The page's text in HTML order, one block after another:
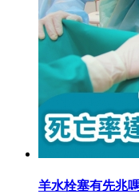
羊水栓塞有先兆